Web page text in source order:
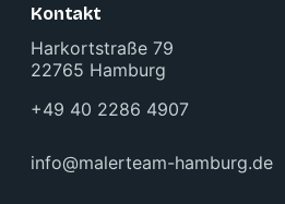
Kontakt
Harkortstraße 79
22765 Hamburg
+49 40 2286 4907
info@malerteam-hamburg.de